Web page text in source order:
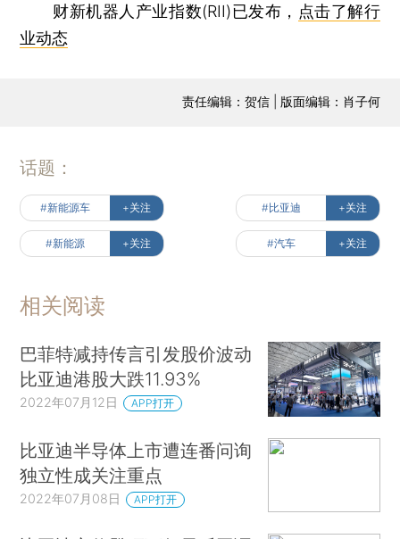
财新机器人产业指数(RII)已发布， 点击了解行
业动态
责任编辑：贺信 | 版面编辑：肖子何
话题：
#新能源车 +关注 #比亚迪 +关注
#新能源 +关注 #汽车 +关注
相关阅读
巴菲特减持传言引发股价波动
比亚迪港股大跌11.93%
2022年07月12日 APP打开
比亚迪半导体上市遭连番问询
独立性成关注重点
2022年07月08日 APP打开